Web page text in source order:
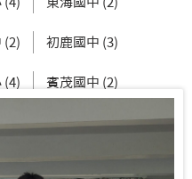
(2) 初鹿國中 (3)
(4) 賓茂國中 (2)
本國小 (11)